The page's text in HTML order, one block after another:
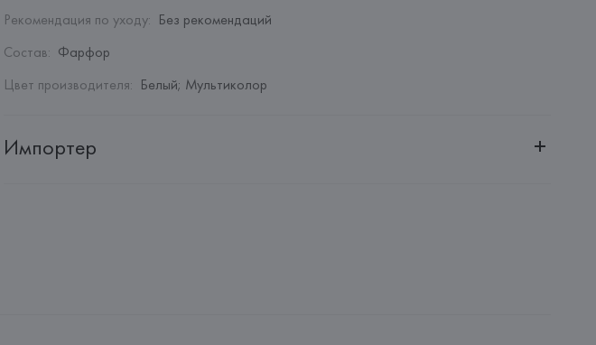
Рекомендация по уходу: Без рекомендаций
Состав: Фарфор
Цвет производителя: Белый; Мультиколор
Импортер